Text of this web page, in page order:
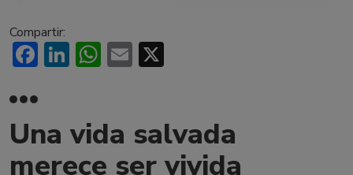
Compartir:
Facebook
LinkedIn
WhatsApp
Email
Una vida salvada
merece ser vivida